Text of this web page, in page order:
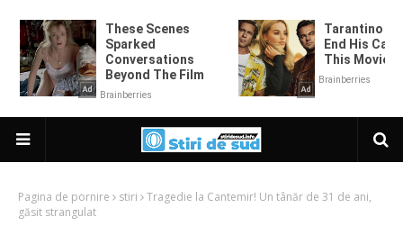
Pagina de pornire stiri
Tragedie la Cantemir! Un tânăr de 31 de ani,
găsit strangulat